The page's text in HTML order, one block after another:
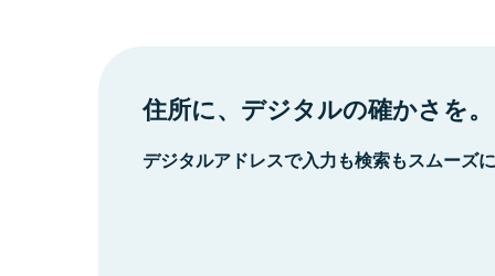
住所に、デジタルの確かさを。
デジタルアドレスで入力も検索もスムーズ